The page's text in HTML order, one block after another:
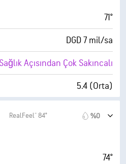
31° F
10 (Çok Parlak)
%0
6 mil
71°
DGD 7 mil/sa
Sağlık Açısından Çok Sakıncalı
5.4 (Orta)
31° F
RealFeel® 84° %0
74°